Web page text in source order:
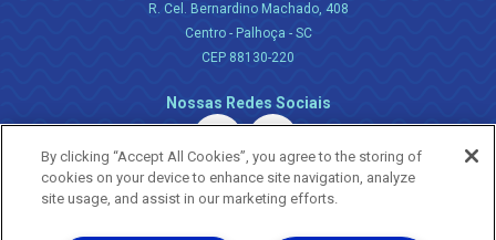
R. Cel. Bernardino Machado, 408
Centro - Palhoça - SC
CEP 88130-220
Nossas Redes Sociais
By clicking “Accept All Cookies”, you agree to the storing of
cookies on your device to enhance site navigation, analyze
site usage, and assist in our marketing efforts.